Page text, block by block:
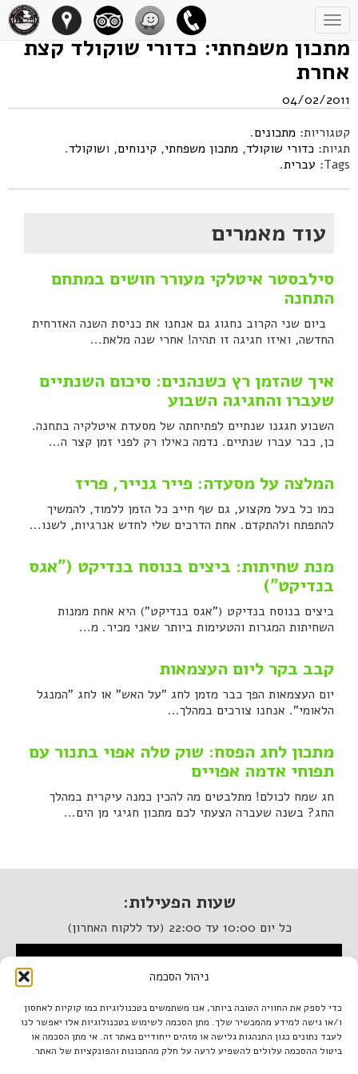
ניהול הסכמה
כדי לספק את החוויה הטובה ביותר, אנו משתמשים בטכנולוגיות כמו קוקיות לאחסון
ו/או גישה למידע מהמכשיר שלך. מתן הסכמה לשימוש בטכנולוגיות אלו יאפשר לנו
לעבד נתונים כגון התנהגות גלישה או מזהים ייחודיים באתר זה. אי מתן הסכמה או
ביטול ההסכמה עלולים להשפיע לרעה על חלק מהתכונות והפונקציות של האתר.
Toggle
navigation
מתכון משפחתי: כדורי שוקולד קצת
אחרת
04/02/2011
קטגוריות: מתכונים.
תגיות: כדורי שוקולד, מתכון משפחתי, קינוחים, ושוקולד.
Tags: עברית.
עוד מאמרים
סילבסטר איטלקי מעורר חושים במתחם
התחנה
ביום שני הקרוב נחגוג גם אנחנו את כניסת השנה האזרחית
החדשה, ואיזו חגיגה זו תהיה! אחרי שנה מלאת...
איך שהזמן רץ כשנהנים: סיכום השנתיים
שעברו והחגיגה השבוע
השבוע חגגנו שנתיים לפתיחתה של מסעדת איטלקיה בתחנה.
כן, כבר עברו שנתיים. נדמה כאילו רק לפני זמן קצר ה...
המלצה על מסעדה: פייר גנייר, פריז
כמו כל בעל מקצוע, גם שף חייב כל הזמן ללמוד, להמשיך
להתפתח ולהתקדם. אחת הדרכים שלי לחדש אנרגיות, לשנו...
מנת שחיתות: ביצים בנוסח בנדיקט ("אגס
בנדיקט")
ביצים בנוסח בנדיקט ("אגס בנדיקט") היא אחת ממנות
השחיתות המגרות והטעימות ביותר שאני מכיר. מ...
קבב בקר ליום העצמאות
יום העצמאות הפך כבר מזמן לחג "על האש" או לחג "המנגל
הלאומי". אנחנו צורכים במהלך...
מתכון לחג הפסח: שוק טלה אפוי בתנור עם
תפוחי אדמה אפויים
חג שמח לכולם! מתלבטים מה להכין כמנה עיקרית במהלך
החג? בשנה שעברה הצעתי לכם מתכון חגיגי מן הים...
שעות הפעילות:
כל יום 10:00 עד 22:00 (עד ללקוח האחרון)
המסעדה נגישה לנכים
איטלקיה בתחנה
מתחם התחנה, תל אביב.
טל. 03-933-1922